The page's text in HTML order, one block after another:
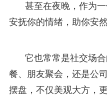
甚至在夜晚，作为
安抚你的情绪，助你安然
它也常常是社交场
餐、朋友聚会，还是公
摆盘，不仅美观大方，